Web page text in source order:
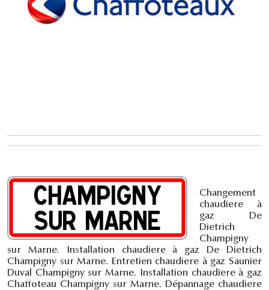
Changement
chaudiere à
gaz De
Dietrich
Champigny
sur Marne. Installation chaudiere à gaz De Dietrich
Champigny sur Marne. Entretien chaudiere à gaz Saunier
Duval Champigny sur Marne. Installation chaudiere à gaz
Chaffoteau Champigny sur Marne. Dépannage chaudiere